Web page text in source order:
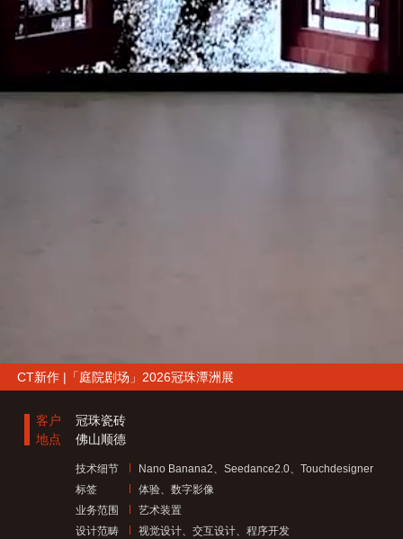
CT新作 |「庭院剧场」2026冠珠潭洲展
客户
地点
冠珠瓷砖
佛山顺德
技术细节
Nano Banana2、Seedance2.0、Touchdesigner
标签
体验、数字影像
业务范围
艺术装置
设计范畴
视觉设计、交互设计、程序开发